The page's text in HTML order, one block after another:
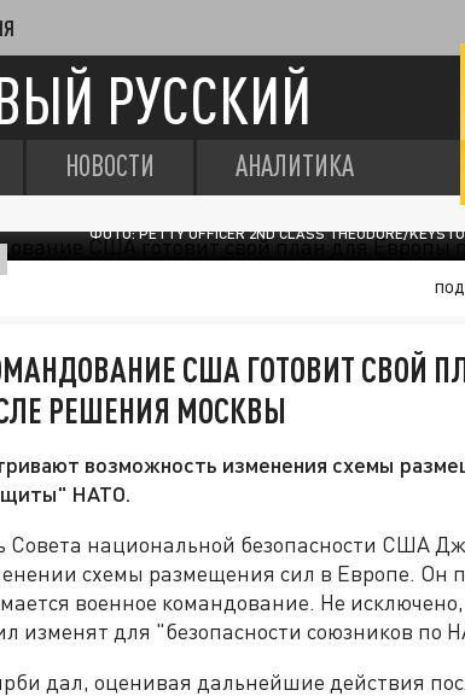
РУССКИЙ
НОВОСТИ АНАЛИТИКА
ФОТО: PETTY OFFICER 2ND CLASS THEODORE/
США ГОТОВИТ СВОЙ
РЕШЕНИЯ МОСКВЫ
возможность изменения схемы
НАТО.
Совета национальной безопасности США
схемы размещения сил в Европе. Он
военное командование. Не
изменят для "безопасности союзников по
дал, оценивая дальнейшие действия